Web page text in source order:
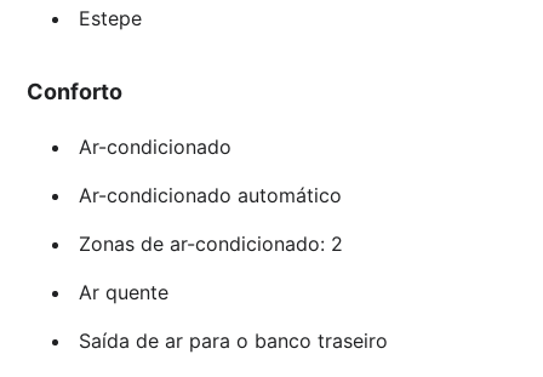
Estepe
Conforto
Ar-condicionado
Ar-condicionado automático
Zonas de ar-condicionado: 2
Ar quente
Saída de ar para o banco traseiro